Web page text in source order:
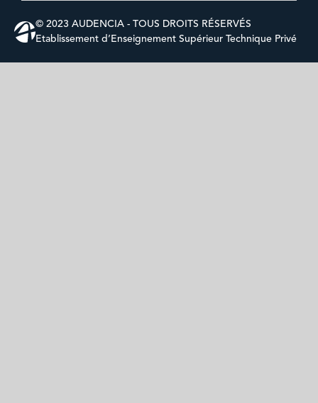
© 2023 AUDENCIA - TOUS DROITS RÉSERVÉS
Etablissement d’Enseignement Supérieur Technique Privé